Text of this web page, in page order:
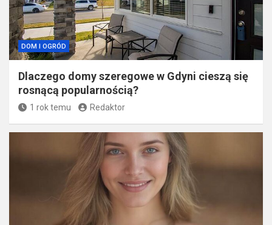
DOM I OGRÓD
Dlaczego domy szeregowe w Gdyni cieszą się
rosnącą popularnością?
1 rok temu Redaktor